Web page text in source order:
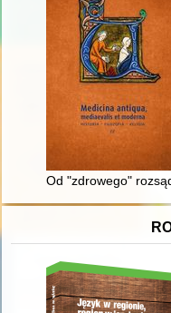
Od "zdrowego"